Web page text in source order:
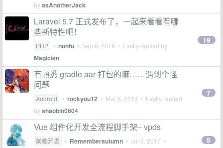
byasAnotherJack
Laravel 5.7 正式发布了，一起来看看有哪
些新特性吧！
PHP • nonfu • Sep 6, 2018 • Lastly replied by
Magician
19
有熟悉 gradle aar 打包的嘛……遇到个怪
问题
Android • rockyou12 • Mar 5, 2019 • Lastly replied
byshaobin0604
7
Vue 组件化开发全流程脚手架– vpds
前端开发 • Rememberautumn • Jul 9, 2017 •
5